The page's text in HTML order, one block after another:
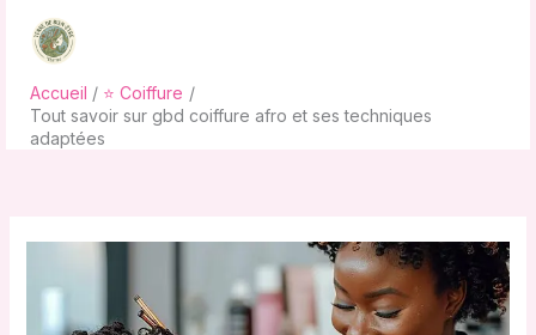
contenu
Accueil
⭐ Coiffure
Tout savoir sur gbd coiffure afro et ses techniques
adaptées